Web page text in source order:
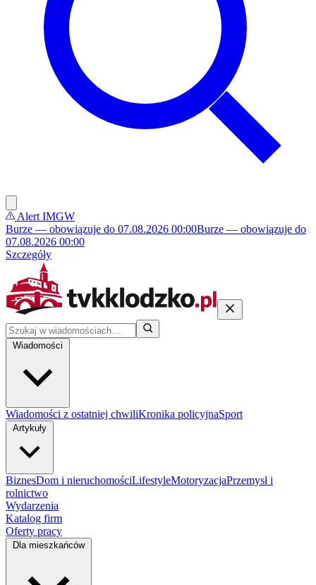
Alert IMGW
Burze — obowiązuje do 07.08.2026 00:00Burze — obowiązuje do
07.08.2026 00:00
Szczegóły
Wiadomości
Wiadomości z ostatniej chwiliKronika policyjnaSport
Artykuły
BiznesDom i nieruchomościLifestyleMotoryzacjaPrzemysł i
rolnictwo
Wydarzenia
Katalog firm
Oferty pracy
Dla mieszkańców